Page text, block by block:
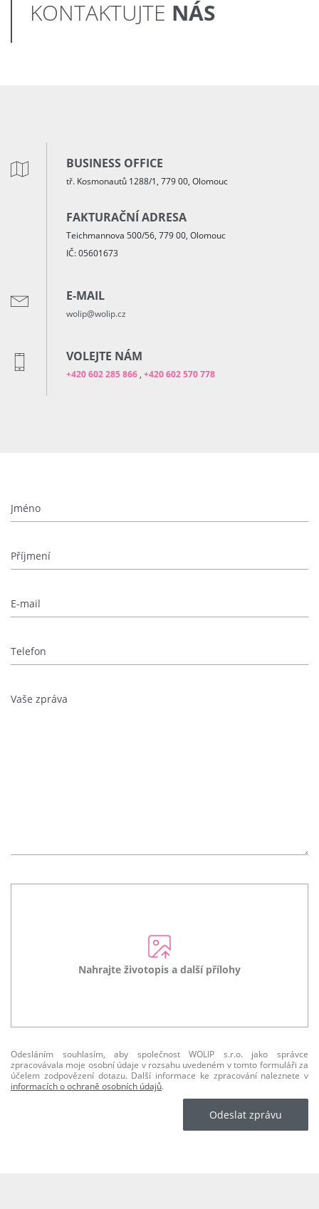
KONTAKTUJTE NÁS
BUSINESS OFFICE
tř. Kosmonautů 1288/1, 779 00, Olomouc
FAKTURAČNÍ ADRESA
Teichmannova 500/56, 779 00, Olomouc
IČ: 05601673
E-MAIL
wolip@wolip.cz
VOLEJTE NÁM
+420 602 285 866 +420 602 570 778
Nahrajte životopis a další přílohy
Odesláním souhlasím, aby společnost WOLIP s.r.o. jako správce
zpracovávala moje osobní údaje v rozsahu uvedeném v tomto formuláři za
účelem zodpovězení dotazu. Další informace ke zpracování naleznete v
informacích o ochraně osobních údajů.
Odeslat zprávu